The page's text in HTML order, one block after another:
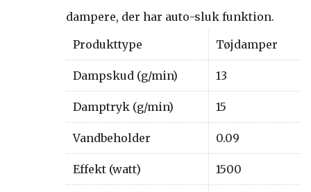
dampere, der har auto-sluk funktion.
Produkttype
Tøjdamper
Dampskud (g/min) 13
Damptryk (g/min) 15
Vandbeholder 0.09
Effekt (watt) 1500